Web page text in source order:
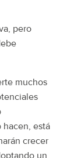
pero
muchos
está
crecer